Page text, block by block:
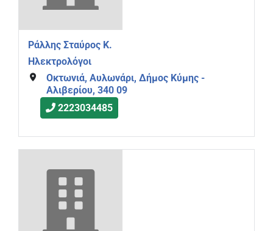
Ράλλης Σταύρος Κ.
Ηλεκτρολόγοι
Οκτωνιά, Αυλωνάρι, Δήμος Κύμης -
Αλιβερίου, 340 09
2223034485